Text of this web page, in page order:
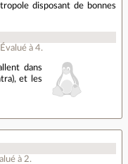
disposant de bonnes
Évalué à4.
dans
et les
à 2.